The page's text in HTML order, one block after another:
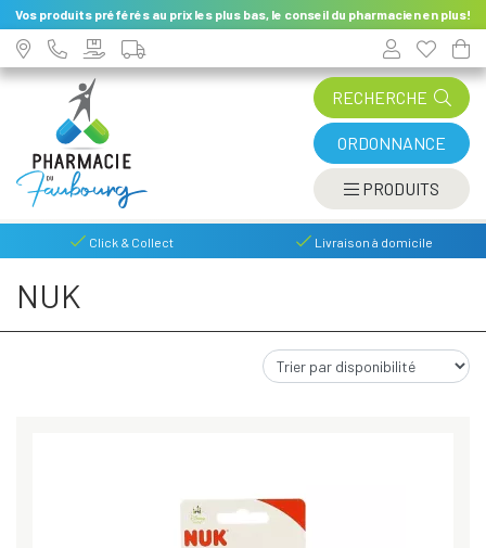
Vos produits préférés au prix les plus bas, le conseil du pharmacien en plus!
RECHERCHE
ORDONNANCE
PRODUITS
Click & Collect Livraison à domicile
NUK